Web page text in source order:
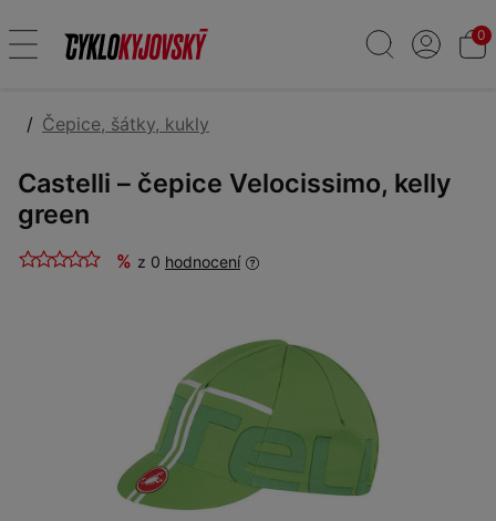
0
Čepice, šátky, kukly
Castelli – čepice Velocissimo, kelly
green
% z 0 hodnocení